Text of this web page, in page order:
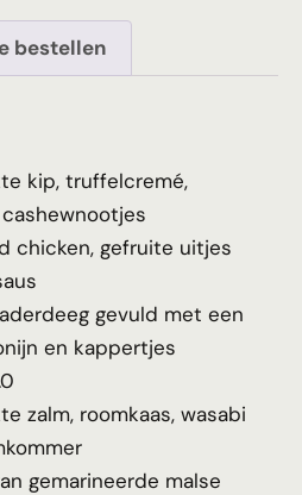
bestellen
kip, truffelcremé,
chicken, gefruite uitjes
gevuld met een
en kappertjes
zalm, roomkaas, wasabi
gemarineerde malse